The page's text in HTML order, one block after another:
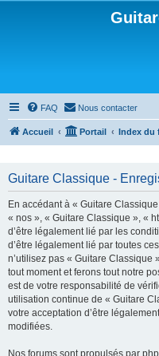
FAQ Nous contacter
Accueil Portail Index du
Guitare Classique -
En accédant à « Guitare
« nos », « Guitare Classique », «
d’être légalement lié par les
d’être légalement lié par toutes
n’utilisez pas « Guitare Classique
tout moment et ferons tout notre
est de votre responsabilité de
utilisation continue de « Guitare
votre acceptation d’être
modifiées.
Nos forums sont propulsés par